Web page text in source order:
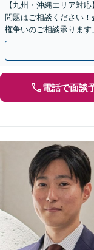
【九州・沖縄エリア対
問題はご相談ください
権争いのご相談承りま
顧問契約あり」【夜間
電話で面談